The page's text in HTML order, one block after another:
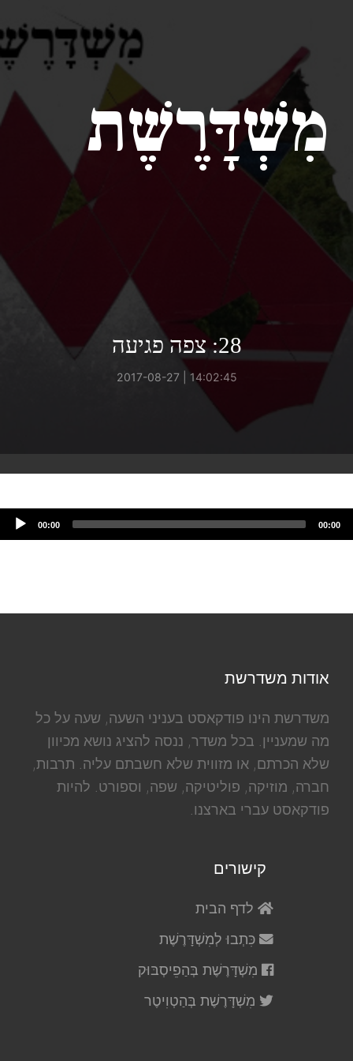
מִשְׁדָּרֶשֶׁת
28: צפה פגיעה
14:02:45 | 2017-08-27
00:00 00:00
אודות משדרשת
משדרשת הינו פודקאסט בעניני השעה, שעה על כל
מה שמעניין. בכל משדר, ננסה להציג נושא מכיוון
שלא הכרתם, או מזווית שלא חשבתם עליה. תרבות,
חברה, מוזיקה, פוליטיקה, שפה, וספורט. להיות
פודקאסט עברי בארצנו.
קישורים
לדף הבית
כִּתְבוּ לְמִשְׁדָּרֶשֶׁת
מִשְׁדָּרֶשֶׁת בְּהַפֵיסְבּוּק
מִשְׁדָּרֶשֶׁת בְּהַטְוִיטֶר